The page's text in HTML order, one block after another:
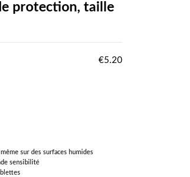
protection, taille
€5.20
sur des surfaces humides
sensibilité